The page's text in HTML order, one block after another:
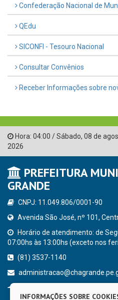
Confederação Nacional de
QEdu
SICONFI - Tesouro Nacional
Consultar Convênios
Receber Informações sobre
Hora: 04:00 /Sábado, 08 de
2026
PREFEITURA
GRANDE
CNPJ: 11.049.806/0001-90
Avenida São José, nº 101,
Horário de atendimento: de
07:00hs às 13:00hs (exceto nos
(81) 3537-1140
INFORMAÇÕES SOBRE